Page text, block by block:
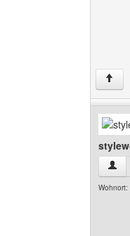
↑
Wohnort: